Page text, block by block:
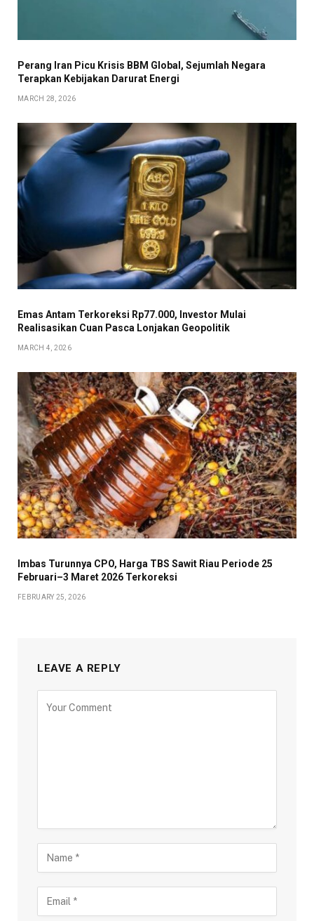
Perang Iran Picu Krisis BBM Global, Sejumlah Negara
Terapkan Kebijakan Darurat Energi
MARCH 28, 2026
Emas Antam Terkoreksi Rp77.000, Investor Mulai
Realisasikan Cuan Pasca Lonjakan Geopolitik
MARCH 4, 2026
Imbas Turunnya CPO, Harga TBS Sawit Riau Periode 25
Februari–3 Maret 2026 Terkoreksi
FEBRUARY 25, 2026
LEAVE A REPLY